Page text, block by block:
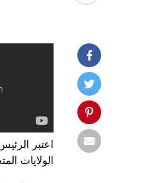
اعتبر
الولايات